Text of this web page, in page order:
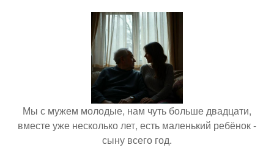
Мы с мужем молодые, нам чуть больше двадцати,
вместе уже несколько лет, есть маленький ребёнок -
сыну всего год.